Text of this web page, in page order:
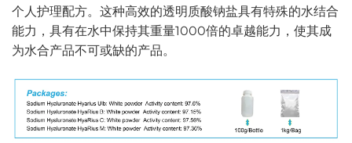
个人护理配方。这种高效的透明质酸钠盐具有特殊的水结合
能力，具有在水中保持其重量1000倍的卓越能力，使其成
为水合产品不可或缺的产品。